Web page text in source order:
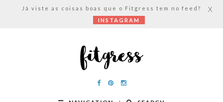
Já viste as coisas boas que o Fitgress tem no feed?
INSTAGRAM
X